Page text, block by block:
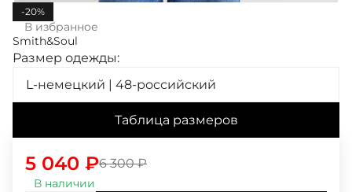
-20%
В избранное
Smith&Soul
Размер одежды:
L-немецкий | 48-российский
Таблица размеров
6 300₽
5 040 ₽
В наличии